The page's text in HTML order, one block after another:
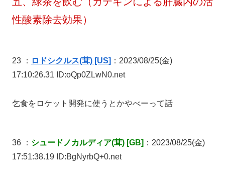
性酸素除去効果）
23 ： ロドシクルス(茸) [US] ：2023/08/25(金)
17:10:26.31 ID:oQp0ZLwN0.net
乞食をロケット開発に使うとかやべーって話
36 ： シュードノカルディア(茸) [GB] ：2023/08/25(金)
17:51:38.19 ID:BgNyrbQ+0.net